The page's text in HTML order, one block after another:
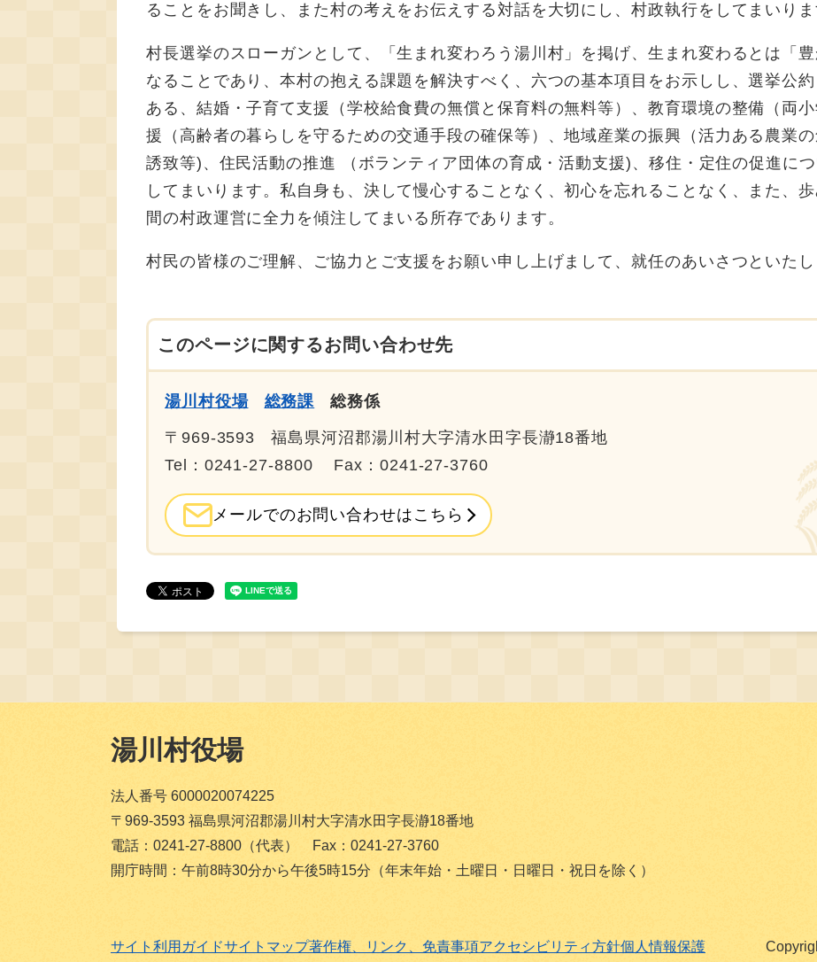
ることをお聞きし、また村の考えをお伝えする対話を大切にし、村政執行をしてまいりま
村長選挙のスローガンとして、「生まれ変わろう湯川村」を掲げ、生まれ変わるとは「
なることであり、本村の抱える課題を解決すべく、六つの基本項目をお示しし、選挙公
ある、結婚・子育て支援（学校給食費の無償と保育料の無料等）、教育環境の整備（両
援（高齢者の暮らしを守るための交通手段の確保等）、地域産業の振興（活力ある農業
誘致等)、住民活動の推進 （ボランティア団体の育成・活動支援)、移住・定住の促進に
してまいります。私自身も、決して慢心することなく、初心を忘れることなく、また、
間の村政運営に全力を傾注してまいる所存であります。
村民の皆様のご理解、ご協力とご支援をお願い申し上げまして、就任のあいさつといたし
このページに関するお問い合わせ先
湯川村役場 総務課 総務係
〒969-3593
福島県河沼郡湯川村大字清水田字長瀞18番地
Tel：0241-27-8800
Fax：0241-27-3760
メールでのお問い合わせはこちら
湯川村役場
法人番号 6000020074225
〒969-3593 福島県河沼郡湯川村大字清水田字長瀞18番地
電話：0241-27-8800（代表） Fax：0241-27-3760
開庁時間：午前8時30分から午後5時15分（年末年始・土曜日・日曜日・祝日を除く）
サイト利用ガイドサイトマップ著作権、リンク、免責事項アクセシビリティ方針個人情報保護